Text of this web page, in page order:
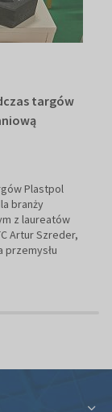
targów
Plastpol
branży
z laureatów
Artur Szreder,
przemysłu